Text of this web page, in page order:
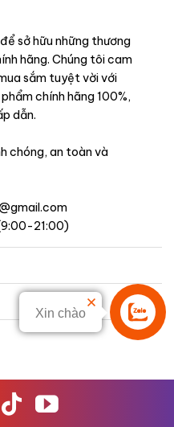
Liên hệ
Xin chào
sở hữu những thương
hãng. Chúng tôi cam
sắm tuyệt vời với
chính hãng 100%,
dẫn.
chóng, an toàn và
21:00)